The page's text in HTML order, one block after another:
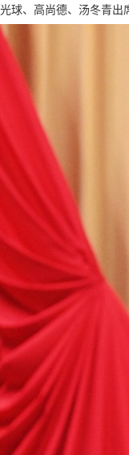
光球、高尚德、汤冬青出